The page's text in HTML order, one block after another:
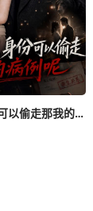
我不装了身份可以偷走那我的病例呢